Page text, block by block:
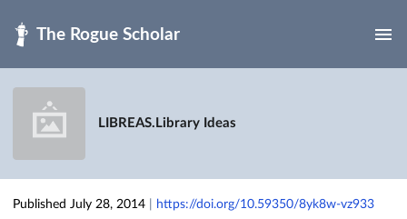
LIBREAS.Library Ideas
Published July 28, 2014 https://doi.org/10.59350/8yk8w-vz933